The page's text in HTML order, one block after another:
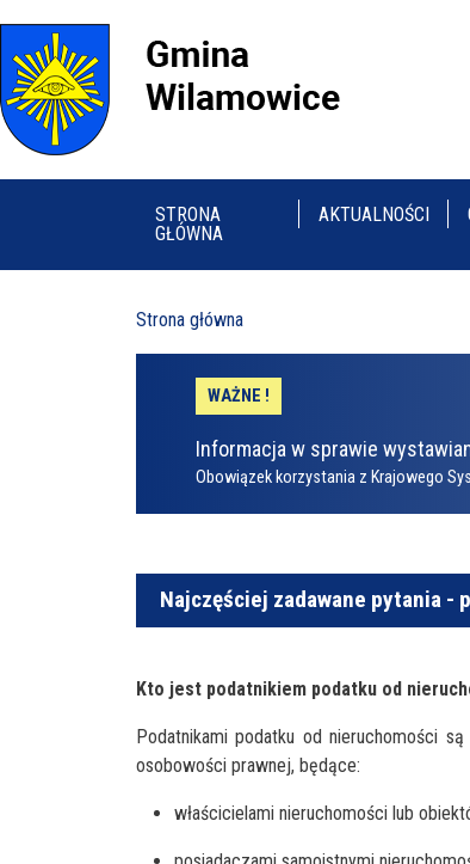
STRONA
GŁÓWNA
AKTUALNOŚCI
Strona główna
WAŻNE !
Informacja w sprawie
Obowiązek korzystania z Krajowego
Najczęściej zadawane pytania -
Kto jest podatnikiem podatku od
Podatnikami podatku od nieruchomości
osobowości prawnej, będące:
właścicielami nieruchomości lub